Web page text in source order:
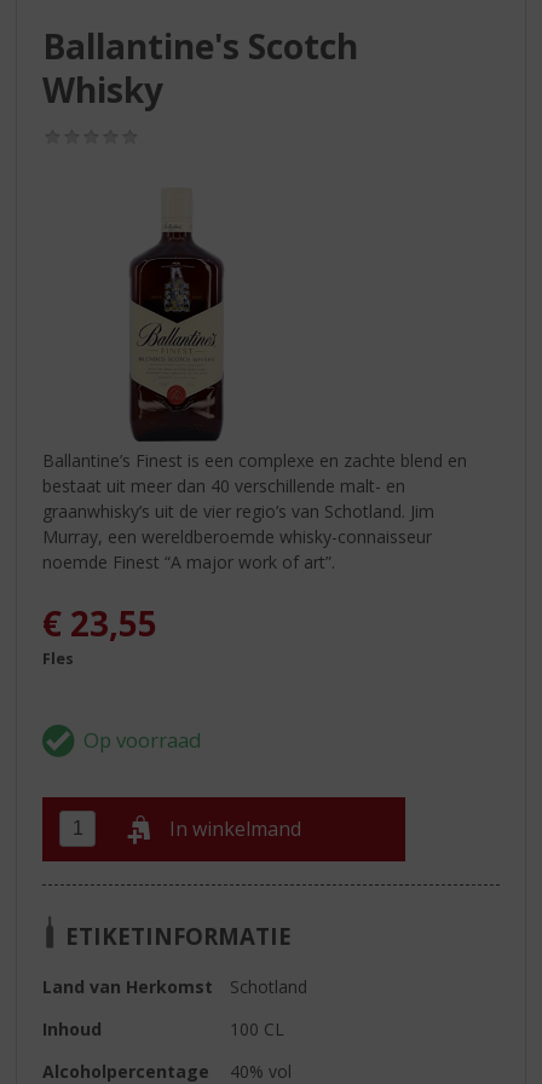
Ballantine's Scotch
Whisky
Ballantine’s Finest is een complexe en zachte blend en
bestaat uit meer dan 40 verschillende malt- en
graanwhisky’s uit de vier regio’s van Schotland. Jim
Murray, een wereldberoemde whisky-connaisseur
noemde Finest “A major work of art”.
€ 23,55
Fles
In winkelmand
ETIKETINFORMATIE
Land van Herkomst
Schotland
Inhoud
100 CL
Alcoholpercentage
40% vol